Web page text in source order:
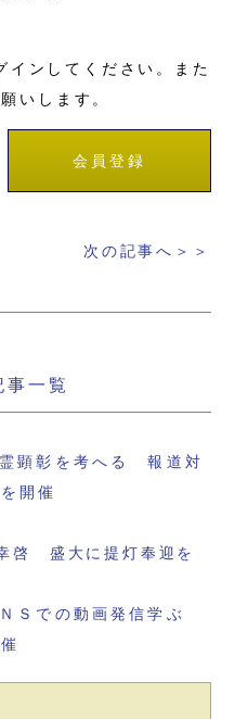
インしてください。また
いします。
会員登録
次の記事へ＞＞
一覧
顕彰を考へる 報道対
開催
啓 盛大に提灯奉迎を
Ｓでの動画発信学ぶ